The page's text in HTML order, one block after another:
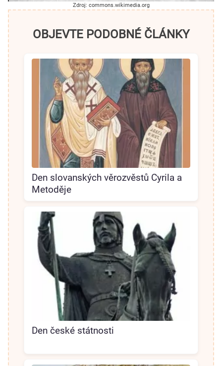
Zdroj: commons.wikimedia.org
OBJEVTE PODOBNÉ ČLÁNKY
Den slovanských věrozvěstů Cyrila a
Metoděje
Den české státnosti